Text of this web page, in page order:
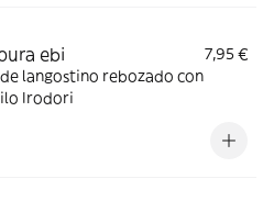
ebi
7,95 €
langostino rebozado con
Irodori